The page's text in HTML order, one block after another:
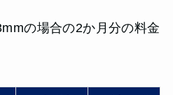
の場合の2か月分の料金